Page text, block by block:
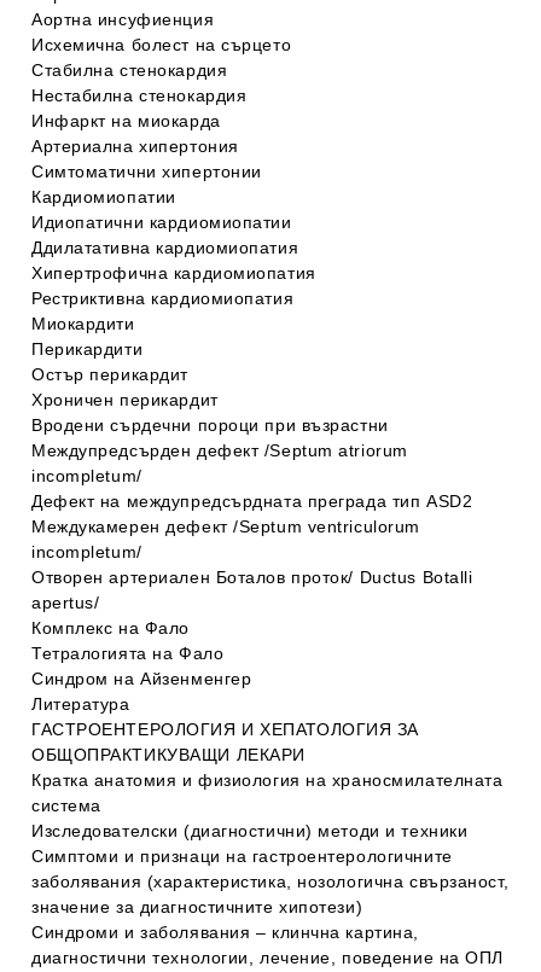
Аортна инсуфиенция
Исхемична болест на сърцето
Стабилна стенокардия
Нестабилна стенокардия
Инфаркт на миокарда
Артериална хипертония
Симтоматични хипертонии
Кардиомиопатии
Идиопатични кардиомиопатии
Ддилатативна кардиомиопатия
Хипертрофична кардиомиопатия
Рестриктивна кардиомиопатия
Миокардити
Перикардити
Остър перикардит
Хроничен перикардит
Вродени сърдечни пороци при възрастни
Междупредсърден дефект /Septum atriorum
incompletum/
Дефект на междупредсърдната преграда тип ASD2
Междукамерен дефект /Septum ventriculorum
incompletum/
Отворен артериален Боталов проток/ Ductus Botalli
apertus/
Комплекс на Фало
Тетралогията на Фало
Синдром на Айзенменгер
Литература
ГАСТРОЕНТЕРОЛОГИЯ И ХЕПАТОЛОГИЯ ЗА
ОБЩОПРАКТИКУВАЩИ ЛЕКАРИ
Кратка анатомия и физиология на храносмилателната
система
Изследователски (диагностични) методи и техники
Симптоми и признаци на гастроентерологичните
заболявания (характеристика, нозологична свързаност,
значение за диагностичните хипотези)
Синдроми и заболявания – клинчна картина,
диагностични технологии, лечение, поведение на ОПЛ